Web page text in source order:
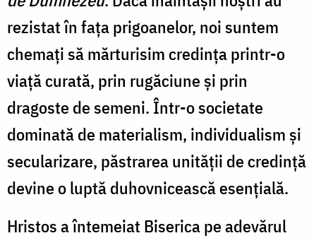
rezistat în fața prigoanelor, noi suntem
chemați să mărturisim credința printr-o
viață curată, prin rugăciune și prin
dragoste de semeni. Într-o societate
dominată de materialism, individualism și
secularizare, păstrarea unității de credință
devine o luptă duhovnicească esențială.
Hristos a întemeiat Biserica pe adevărul